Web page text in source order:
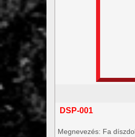
DSP-001
Megnevezés: Fa